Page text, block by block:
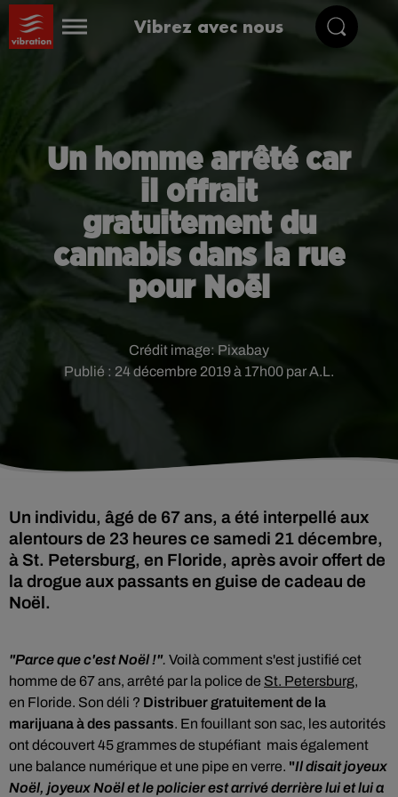
Vibrez avec nous
Un homme arrêté car
il offrait
gratuitement du
cannabis dans la rue
pour Noël
Publié : 24 décembre 2019 à 17h00 par A.L.
Crédit image: Pixabay
Un individu, âgé de 67 ans, a été interpellé aux
alentours de 23 heures ce samedi 21 décembre,
à St. Petersburg, en Floride, après avoir offert de
la drogue aux passants en guise de cadeau de
Noël.
"Parce que c'est Noël !". Voilà comment s'est justifié cet
homme de 67 ans, arrêté par la police de St. Petersburg,
en Floride. Son déli ? Distribuer gratuitement de la
marijuana à des passants. En fouillant son sac, les autorités
ont découvert 45 grammes de stupéfiant mais également
une balance numérique et une pipe en verre. "Il disait joyeux
Noël, joyeux Noël et le policier est arrivé derrière lui et lui a